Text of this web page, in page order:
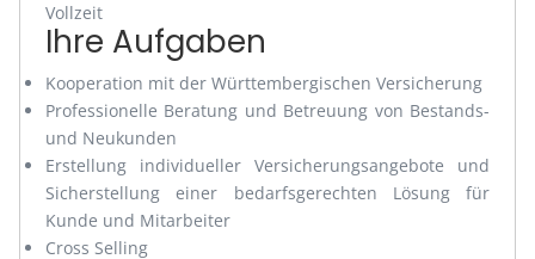
Vollzeit
Ihre Aufgaben
Kooperation mit der Württembergischen Versicherung
Professionelle Beratung und Betreuung von Bestands-
und Neukunden
Erstellung individueller Versicherungsangebote und
Sicherstellung einer bedarfsgerechten Lösung für
Kunde und Mitarbeiter
Cross Selling